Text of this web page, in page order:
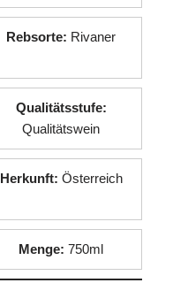
Rebsorte: Rivaner
Qualitätsstufe:
Qualitätswein
Herkunft: Österreich
Menge: 750ml